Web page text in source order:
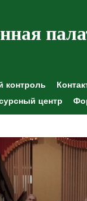
контроль
центр